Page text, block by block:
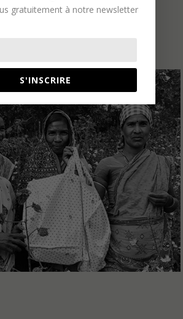
nouvelle !
gratuitement à notre newsletter
S'INSCRIRE